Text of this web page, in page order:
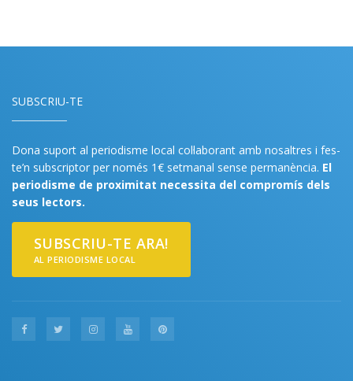
SUBSCRIU-TE
Dona suport al periodisme local col·laborant amb nosaltres i fes-
te’n subscriptor per només 1€ setmanal sense permanència. El
periodisme de proximitat necessita del compromís dels
seus lectors.
SUBSCRIU-TE ARA!
AL PERIODISME LOCAL